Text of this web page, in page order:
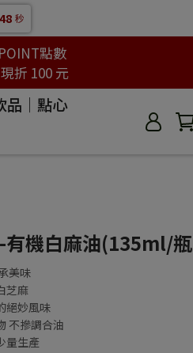
47 秒
點數
折 100 元
品｜點心
有機白麻油(135ml/
美味
芝麻
絕妙風味
不摻調合油
量生產